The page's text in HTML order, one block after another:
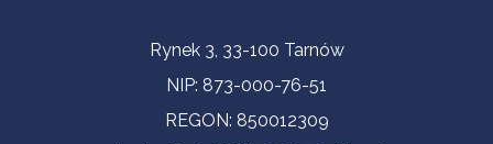
Informacje kontaktoweRynek 3, 33-100 Tarnów
NIP: 873-000-76-51
REGON: 850012309